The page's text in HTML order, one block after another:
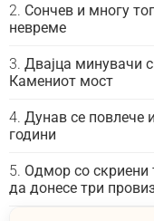
Сончев и многу
невреме
Двајца минувачи
Камениот мост
Дунав се повлече
години
Одмор со
да донесе три